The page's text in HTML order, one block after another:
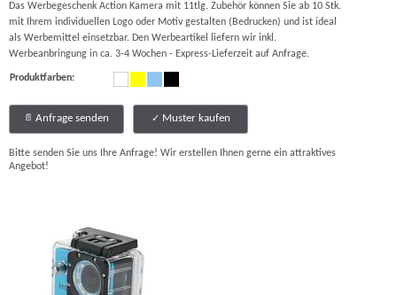
Das Werbegeschenk Action Kamera mit 11tlg. Zubehör können Sie ab 10 Stk.
mit Ihrem individuellen Logo oder Motiv gestalten (Bedrucken) und ist ideal
als Werbemittel einsetzbar. Den Werbeartikel liefern wir inkl.
Werbeanbringung in ca. 3-4 Wochen - Express-Lieferzeit auf Anfrage.
Produktfarben:
Anfrage senden Muster kaufen
Bitte senden Sie uns Ihre Anfrage! Wir erstellen Ihnen gerne ein attraktives
Angebot!